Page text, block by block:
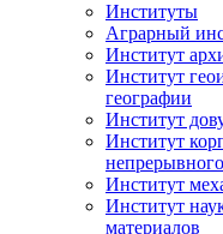
Институты
Аграрный
Институт
Институт
географии
Институт
Институт
Институт
Институт
материалов